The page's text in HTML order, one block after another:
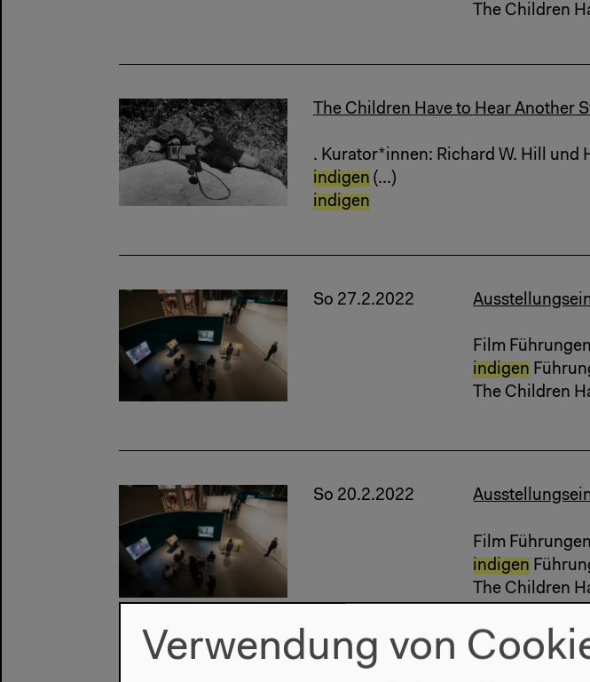
The Children
The Children Have to Hear Another
. Kurator*innen: Richard W. Hill und
indigen (...)
indigen
So 27.2.2022
Film Führungen
indigen
The Children
So 20.2.2022
Film Führungen
indigen
The Children
Verwendung von